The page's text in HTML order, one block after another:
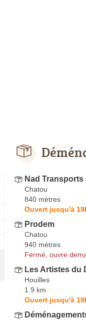
Nad
Chatou
840 mètres
Ouvert jusqu'à
Prodem
Chatou
940 mètres
Fermé, ouvre
Les Artistes du
Houilles
1.9 km
Ouvert jusqu'à